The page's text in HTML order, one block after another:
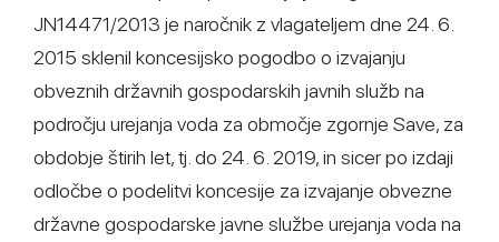
JN14471/2013 je naročnik z vlagateljem dne 24. 6.
2015 sklenil koncesijsko pogodbo o izvajanju
obveznih državnih gospodarskih javnih služb na
področju urejanja voda za območje zgornje Save, za
obdobje štirih let, tj. do 24. 6. 2019, in sicer po izdaji
odločbe o podelitvi koncesije za izvajanje obvezne
državne gospodarske javne službe urejanja voda na